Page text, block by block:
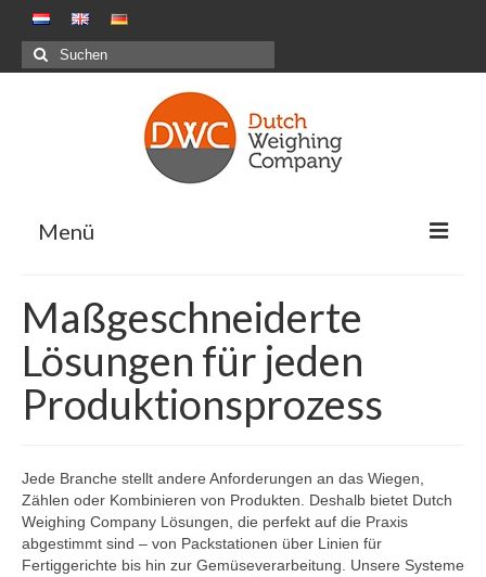
Suchen
nach:
Menü
Positive Wiegesysteme – Packstationen G&F
Negative Wiegesysteme – Mahlzeitenbranche
Kombinationswiegen
Maßgeschneiderte Projekte
DWC-CS Zählsystem
Wägesysteme
Maßgeschneiderte
Lösungen für jeden
Produktionsprozess
Jede Branche stellt andere Anforderungen an das Wiegen,
Zählen oder Kombinieren von Produkten. Deshalb bietet Dutch
Weighing Company Lösungen, die perfekt auf die Praxis
abgestimmt sind – von Packstationen über Linien für
Fertiggerichte bis hin zur Gemüseverarbeitung. Unsere Systeme